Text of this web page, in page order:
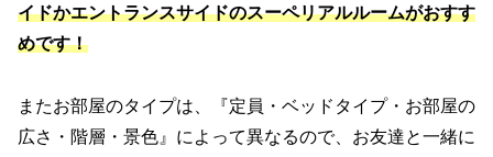
イドかエントランスサイドのスーペリアルルームがおすす
めです！
またお部屋のタイプは、『定員・ベッドタイプ・お部屋の
広さ・階層・景色』によって異なるので、お友達と一緒に